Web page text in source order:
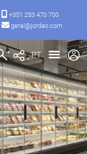
+351 253 470 700
geral@jordao.com
PT